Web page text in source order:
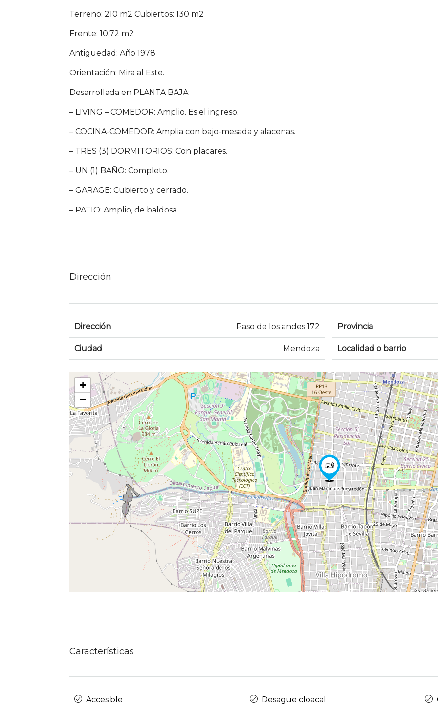
Terreno: 210 m2 Cubiertos: 130 m2
Frente: 10.72 m2
Antigüedad: Año 1978
Orientación: Mira al Este.
Desarrollada en PLANTA BAJA:
– LIVING – COMEDOR: Amplio. Es el ingreso.
– COCINA-COMEDOR: Amplia con bajo-mesada y alacenas.
– TRES (3) DORMITORIOS: Con placares.
– UN (1) BAÑO: Completo.
– GARAGE: Cubierto y cerrado.
– PATIO: Amplio, de baldosa.
Dirección
Dirección Paso de los andes 172
Ciudad Mendoza
Provincia
Localidad o barrio
+
−
Características
Accesible Desague cloacal